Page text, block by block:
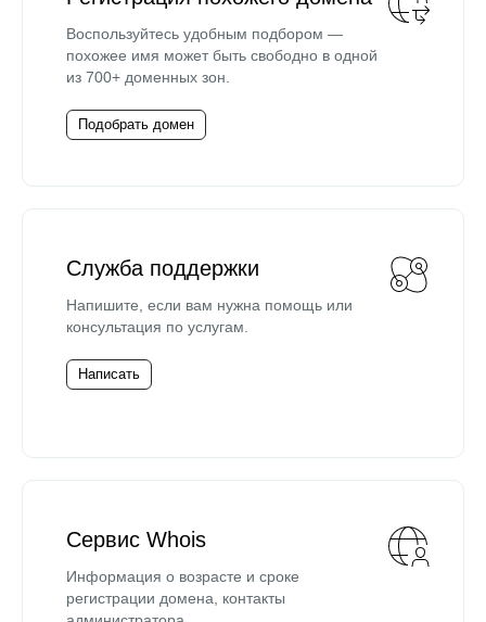
Воспользуйтесь удобным подбором —
похожее имя может быть свободно в одной
из 700+ доменных зон.
Подобрать домен
Служба поддержки
Напишите, если вам нужна помощь или
консультация по услугам.
Написать
Сервис Whois
Информация о возрасте и сроке
регистрации домена, контакты